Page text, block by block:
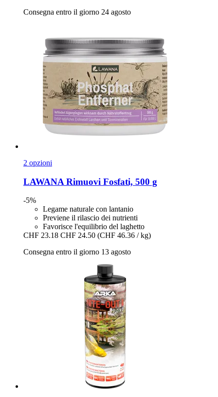
Consegna entro il giorno 24 agosto
2 opzioni
LAWANA Rimuovi Fosfati, 500 g
-5%
Legame naturale con lantanio
Previene il rilascio dei nutrienti
Favorisce l'equilibrio del laghetto
CHF 23.18 CHF 24.50 (CHF 46.36 / kg)
Consegna entro il giorno 13 agosto